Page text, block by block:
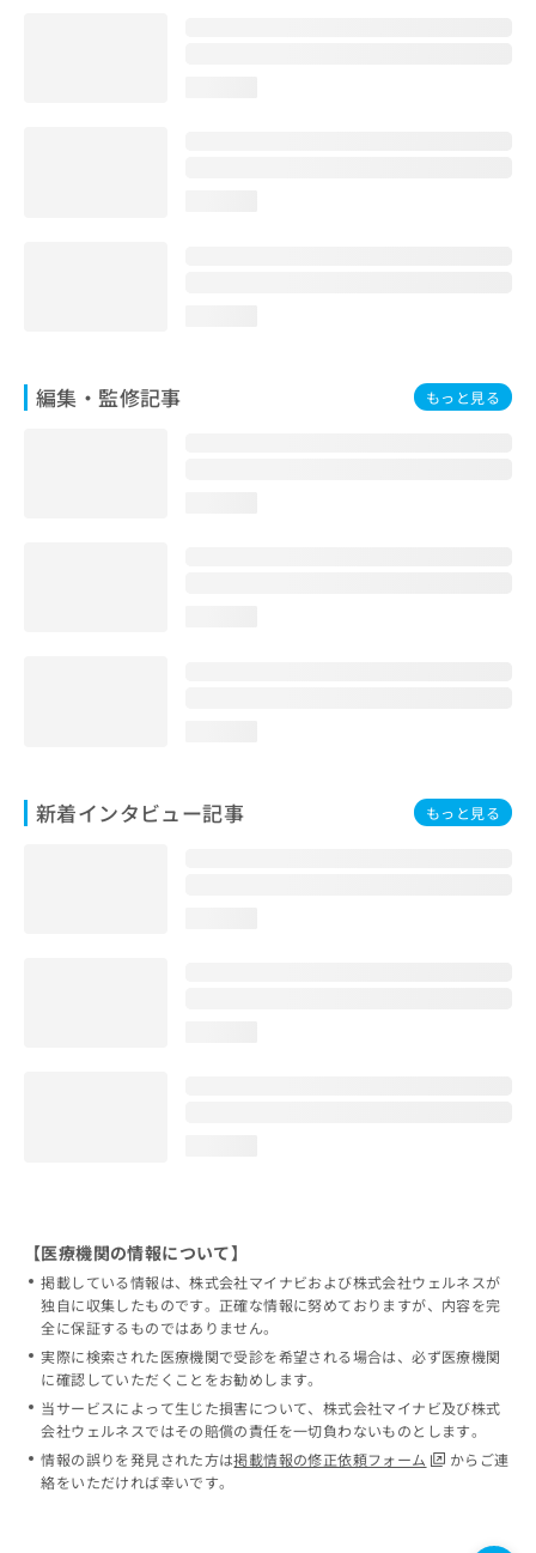
編集・監修記事 もっと見る
新着インタビュー記事 もっと見る
【医療機関の情報について】
掲載している情報は、株式会社マイナビおよび株式会社ウェルネスが
独自に収集したものです。正確な情報に努めておりますが、内容を完
全に保証するものではありません。
実際に検索された医療機関で受診を希望される場合は、必ず医療機関
に確認していただくことをお勧めします。
当サービスによって生じた損害について、株式会社マイナビ及び株式
会社ウェルネスではその賠償の責任を一切負わないものとします。
情報の誤りを発見された方は掲載情報の修正依頼フォーム
からご連
絡をいただければ幸いです。